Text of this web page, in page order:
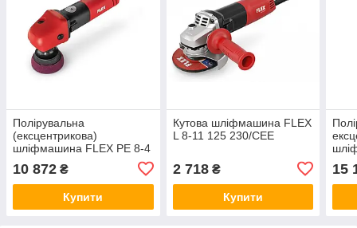
Полірувальна
(ексцентрикова)
шліфмашина FLEX PE 8-4
10 872 ₴
Купити
Кутова шліфмашина FLEX
L 8-11 125 230/CEE
2 718₴
Купити
15